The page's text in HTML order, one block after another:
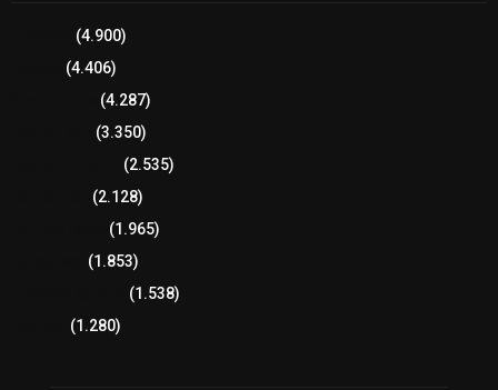
(4.900)
(4.406)
(4.287)
(3.350)
(2.535)
(2.128)
(1.965)
(1.853)
(1.538)
(1.280)